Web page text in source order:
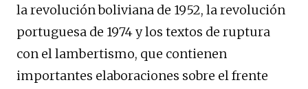
la revolución boliviana de 1952, la revolución
portuguesa de 1974 y los textos de ruptura
con el lambertismo, que contienen
importantes elaboraciones sobre el frente